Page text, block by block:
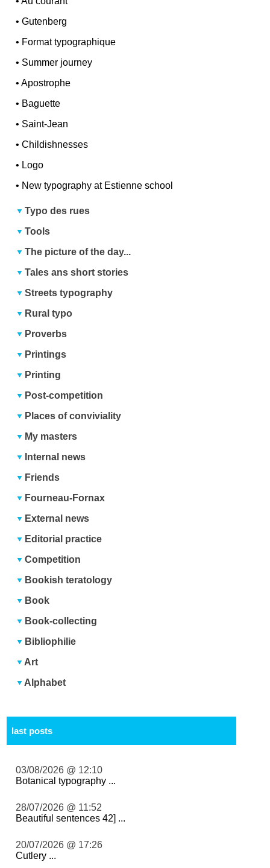
•Gutenberg
• Format typographique
• Summer journey
•Apostrophe
• Baguette
• Saint-Jean
•Childishnesses
• Logo
• New typography at Estienne school
Typo des rues
Tools
The picture of the day...
Tales ans short stories
Streets typography
Rural typo
Proverbs
Printings
Printing
Post-competition
Places of conviviality
My masters
Internal news
Friends
Fourneau-Fornax
External news
Editorial practice
Competition
Bookish teratology
Book
Book-collecting
Bibliophilie
Art
Alphabet
last posts
03/08/2026 @ 12:10
Botanical typography ...
28/07/2026 @ 11:52
Beautiful sentences 42] ...
20/07/2026 @ 17:26
Cutlery ...